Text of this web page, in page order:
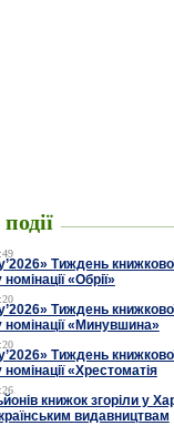
Тиждень
«Обрії»
Тиждень
номінації «Минувшина»
Тиждень
номінації «Хрестоматія
книжок згоріли у
видавництвам